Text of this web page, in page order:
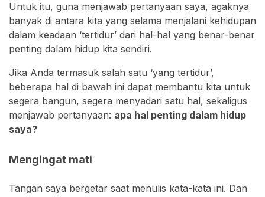
Untuk itu, guna menjawab pertanyaan saya, agaknya
banyak di antara kita yang selama menjalani kehidupan
dalam keadaan ‘tertidur’ dari hal-hal yang benar-benar
penting dalam hidup kita sendiri.
Jika Anda termasuk salah satu ‘yang tertidur’,
beberapa hal di bawah ini dapat membantu kita untuk
segera bangun, segera menyadari satu hal, sekaligus
menjawab pertanyaan: apa hal penting dalam hidup
saya?
Mengingat mati
Tangan saya bergetar saat menulis kata-kata ini. Dan